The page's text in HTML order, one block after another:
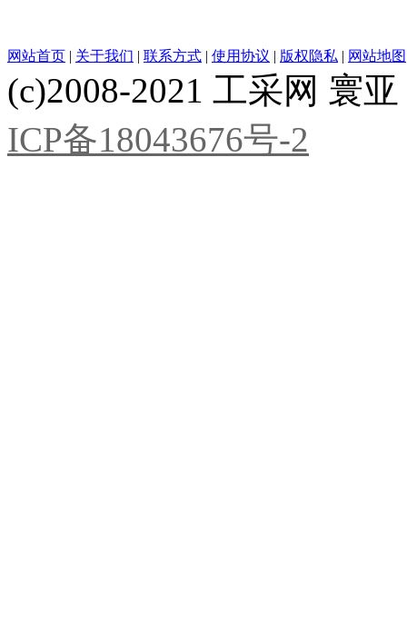
网站首页 | 关于我们 | 联系方式 | 使用协议 | 版权隐私 | 网站地图
(c)2008-2021 工采网 寰
ICP备18043676号-2